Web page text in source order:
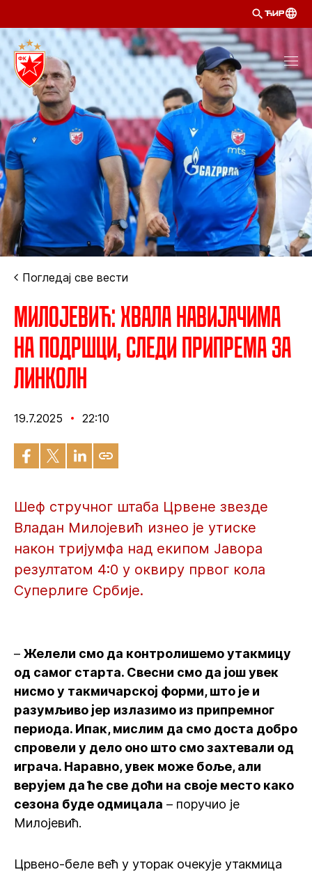
ЋИР
Погледај све вести
Милојевић: Хвала навијачима
на подршци, следи припрема за
Линколн
19.7.2025 22:10
Шеф стручног штаба Црвене звезде
Владан Милојевић изнео је утиске
након тријумфа над екипом Јавора
резултатом 4:0 у оквиру првог кола
Суперлиге Србије.
– Желели смо да контролишемо утакмицу
од самог старта. Свесни смо да још увек
нисмо у такмичарској форми, што је и
разумљиво јер излазимо из припремног
периода. Ипак, мислим да смо доста добро
спровели у дело оно што смо захтевали од
играча. Наравно, увек може боље, али
верујем да ће све доћи на своје место како
сезона буде одмицала – поручио је
Милојевић.
Црвено-беле већ у уторак очекује утакмица